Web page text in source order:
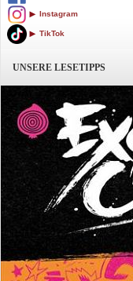
Instagram
TikTok
UNSERE LESETIPPS